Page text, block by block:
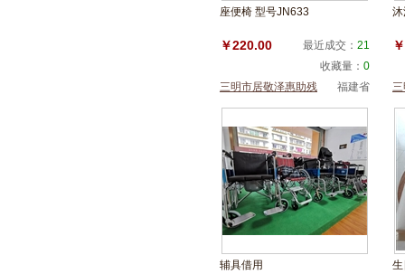
座便椅 型号JN633
￥220.00 最近成交： 21
收藏量： 0
三明市居敬泽惠助残
福建省
辅具借用